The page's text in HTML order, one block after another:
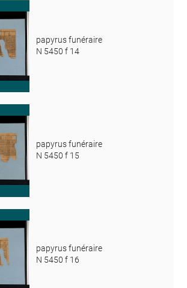
papyrus funéraire
N 5450 f 14
papyrus funéraire
N 5450 f 15
papyrus funéraire
N 5450 f 16